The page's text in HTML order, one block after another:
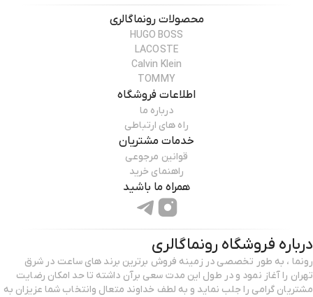
محصولاترونماگالری
HUGO BOSS
LACOSTE
Calvin Klein
TOMMY
اطلاعات فروشگاه
درباره ما
راه های ارتباطی
خدمات مشتریان
قوانین مرجوعی
راهنمای خرید
همراه ما باشید
درباره فروشگاه رونماگالری
رونما ، به طور تخصصی در زمینه فروش برترین برند های ساعت در شرق
تهران را آغاز نمود و در طول این مدت سعی برآن داشته تا حد امکان رضایت
مشتریان گرامی را جلب نماید و به لطف خداوند متعال وانتخاب شما عزیزان به